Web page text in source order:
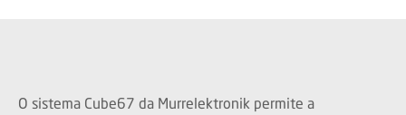
O sistema Cube67 da Murrelektronik permite a